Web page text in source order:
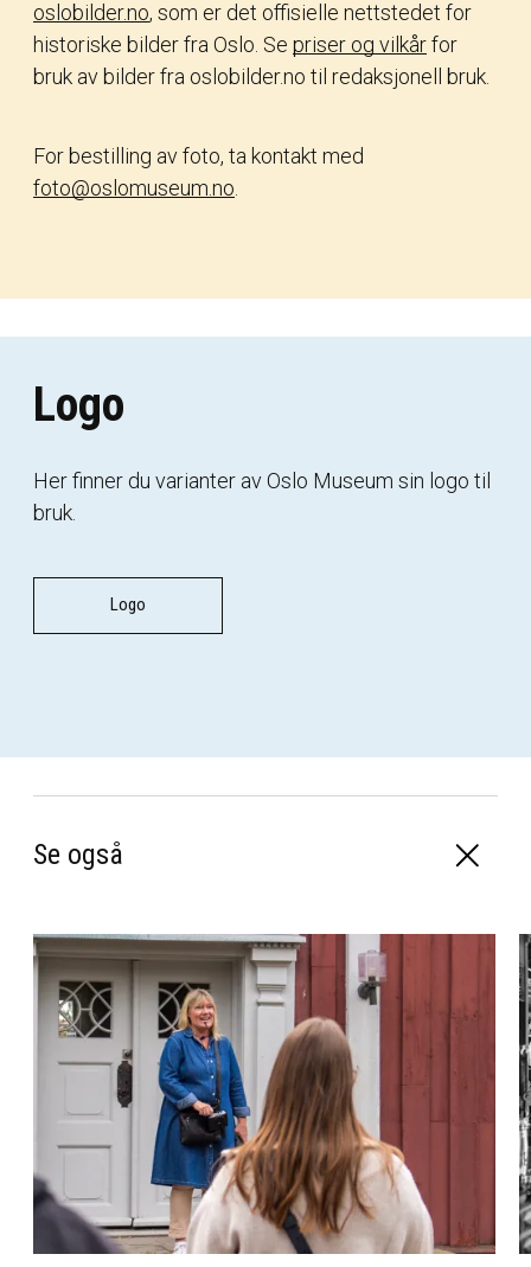
oslobilder.no, som er det offisielle nettstedet for
historiske bilder fra Oslo. Se priser og vilkårfor
bruk av bilder fra oslobilder.no til redaksjonell bruk.
For bestilling av foto, ta kontakt med
foto@oslomuseum.no.
Logo
Her finner du varianter av Oslo Museum sin logo til
bruk.
Logo
Se også